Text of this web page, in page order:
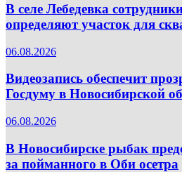
В селе Лебедевка
определяют участок для
06.08.2026
Видеозапись обеспечит
Госдуму в Новосибирской
06.08.2026
В Новосибирске рыбак
за пойманного в Оби осетра